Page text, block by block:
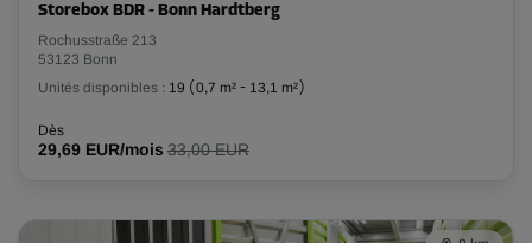
Storebox BDR - Bonn Hardtberg
Rochusstraße 213
53123 Bonn
Unités disponibles : 19 ( 0,7 m² - 13,1 m²)
Dès
29,69 EUR/mois 33,00 EUR